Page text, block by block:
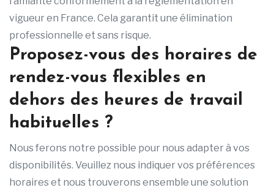
vigueur en France. Cela garantit une élimination
professionnelle et sans risque.
Proposez-vous des horaires de
rendez-vous flexibles en
dehors des heures de travail
habituelles ?
Nous ferons notre possible pour nous adapter à vos
disponibilités. Veuillez nous indiquer vos préférences
horaires et nous trouverons ensemble une solution